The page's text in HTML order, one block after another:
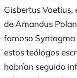
Gisbertus Voetius,
de Amandus
famoso
estos teólogos
habrían seguido